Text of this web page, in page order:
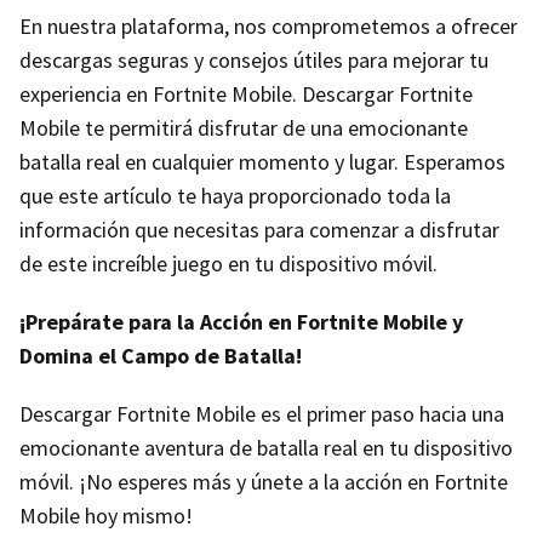
En nuestra plataforma, nos comprometemos a ofrecer
descargas seguras y consejos útiles para mejorar tu
experiencia en Fortnite Mobile. Descargar Fortnite
Mobile te permitirá disfrutar de una emocionante
batalla real en cualquier momento y lugar. Esperamos
que este artículo te haya proporcionado toda la
información que necesitas para comenzar a disfrutar
de este increíble juego en tu dispositivo móvil.
¡Prepárate para la Acción en Fortnite Mobile y
Domina el Campo de Batalla!
Descargar Fortnite Mobile es el primer paso hacia una
emocionante aventura de batalla real en tu dispositivo
móvil. ¡No esperes más y únete a la acción en Fortnite
Mobile hoy mismo!